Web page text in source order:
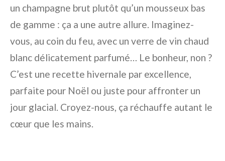
un champagne brut plutôt qu’un mousseux bas
de gamme : ça a une autre allure. Imaginez-
vous, au coin du feu, avec un verre de vin chaud
blanc délicatement parfumé… Le bonheur, non ?
C’est une recette hivernale par excellence,
parfaite pour Noël ou juste pour affronter un
jour glacial. Croyez-nous, ça réchauffe autant le
cœur que les mains.